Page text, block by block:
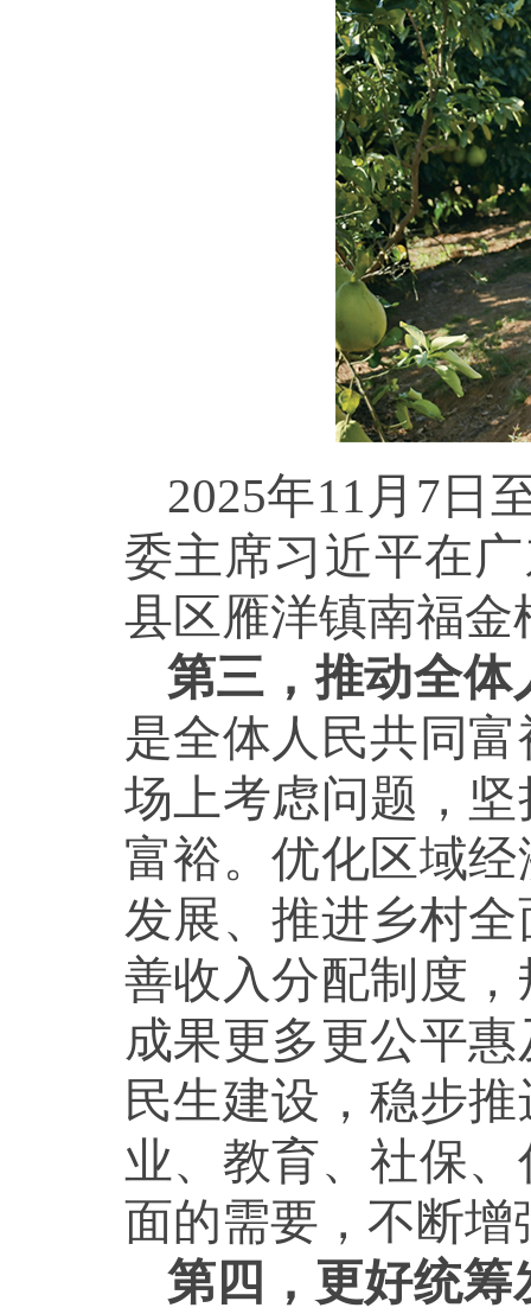
2025年11月7日
委主席习近平在
县区雁洋镇南福
第三，推动全
是全体人民共同
场上考虑问题，
富裕。优化区域
发展、推进乡村
善收入分配制度
成果更多更公平
民生建设，稳步
业、教育、社保
面的需要，不断
第四，更好统筹